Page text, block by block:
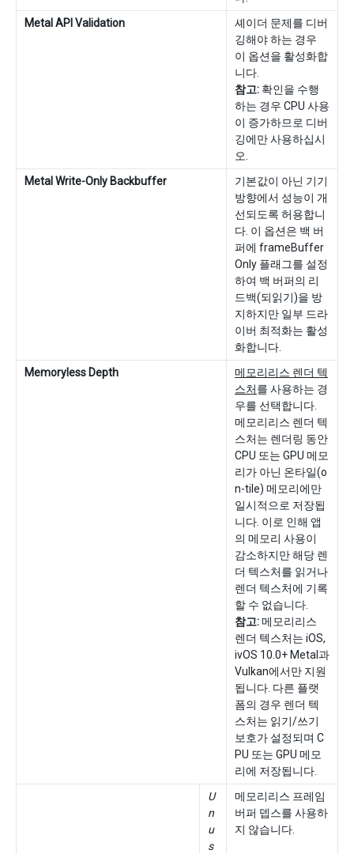
Metal API Validation
셰이더 문제를 디버
깅해야 하는 경우
이 옵션을 활성화합
니다.
참고: 확인을 수행
하는 경우 CPU 사용
이 증가하므로 디버
깅에만 사용하십시
오.
Metal Write-Only Backbuffer
기본값이 아닌 기기
방향에서 성능이 개
선되도록 허용합니
다. 이 옵션은 백 버
퍼에 frameBuffer
Only 플래그를 설정
하여 백 버퍼의 리
드백(되읽기)을 방
지하지만 일부 드라
이버 최적화는 활성
화합니다.
Memoryless Depth
메모리리스 렌더 텍
스처를 사용하는 경
우를 선택합니다.
메모리리스 렌더 텍
스처는 렌더링 동안
CPU 또는 GPU 메모
리가 아닌 온타일(o
n-tile) 메모리에만
일시적으로 저장됩
니다. 이로 인해 앱
의 메모리 사용이
감소하지만 해당 렌
더 텍스처를 읽거나
렌더 텍스처에 기록
할 수 없습니다.
참고:메모리리스
렌더 텍스처는 iOS,
ivOS 10.0+ Metal과
Vulkan에서만 지원
됩니다. 다른 플랫
폼의 경우 렌더 텍
스처는 읽기/쓰기
보호가 설정되며 C
PU 또는 GPU 메모
리에 저장됩니다.
U
n
u
s
메모리리스 프레임
버퍼 뎁스를 사용하
지 않습니다.